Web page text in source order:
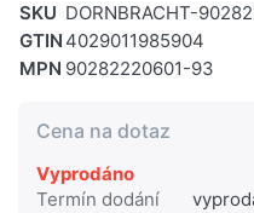
SKU DORNBRACHT-
GTIN 4029011985904
MPN 90282220601-93
Cena na dotaz
Vyprodáno
Termín dodání